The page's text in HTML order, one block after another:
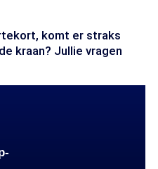
komt er straks
kraan? Jullie vragen